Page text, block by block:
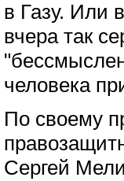
в Газу. Или
вчера так
человека
По своему
Сергей